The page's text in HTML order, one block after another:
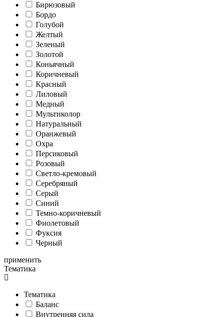
Бирюзовый
Бордо
Голубой
Желтый
Зеленый
Золотой
Коньячный
Коричневый
Красный
Лиловый
Медный
Мультиколор
Натуральный
Оранжевый
Охра
Персиковый
Розовый
Светло-кремовый
Серебряный
Серый
Синий
Темно-коричневый
Фиолетовый
Фуксия
Черный
применить
Тематика
Тематика
Баланс
Внутренняя сила